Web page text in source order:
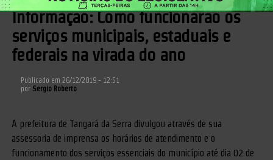
Informação: Como funcionarão os
serviços municipais, estaduais e
federais na virada do ano
Publicado em 26/12/2019 - 12:51
por Sergio Roberto
A prefeitura de Tangará da Serra divulgou através de sua
assessoria de imprensa os horários de atendimento e o
funcionamento dos serviços essenciais do município até dia 02 de